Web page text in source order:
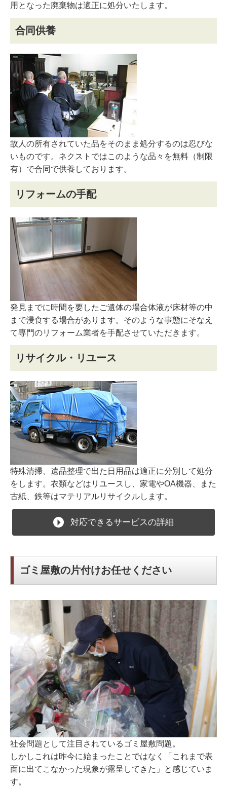
用となった廃棄物は適正に処分いたします。
合同供養
故人の所有されていた品をそのまま処分するのは忍びな
いものです。ネクストではこのような品々を無料（制限
有）で合同で供養しております。
リフォームの手配
発見までに時間を要したご遺体の場合体液が床材等の中
まで浸食する場合があります。そのような事態にそなえ
て専門のリフォーム業者を手配させていただきます。
リサイクル・リユース
特殊清掃、遺品整理で出た日用品は適正に分別して処分
をします。衣類などはリユースし、家電やOA機器、また
古紙、鉄等はマテリアルリサイクルします。
対応できるサービスの詳細
ゴミ屋敷の片付けお任せください
社会問題として注目されているゴミ屋敷問題。
しかしこれは昨今に始まったことではなく「これまで表
面に出てこなかった現象が露呈してきた」と感じていま
す。